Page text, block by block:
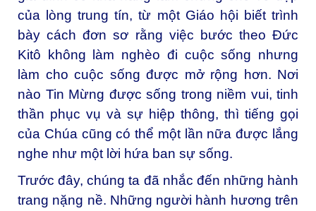
của lòng trung tín, từ một Giáo hội biết trình
bày cách đơn sơ rằng việc bước theo Đức
Kitô không làm nghèo đi cuộc sống nhưng
làm cho cuộc sống được mở rộng hơn. Nơi
nào Tin Mừng được sống trong niềm vui, tinh
thần phục vụ và sự hiệp thông, thì tiếng gọi
của Chúa cũng có thể một lần nữa được lắng
nghe như một lời hứa ban sự sống.
Trước đây, chúng ta đã nhắc đến những hành
trang nặng nề. Những người hành hương trên